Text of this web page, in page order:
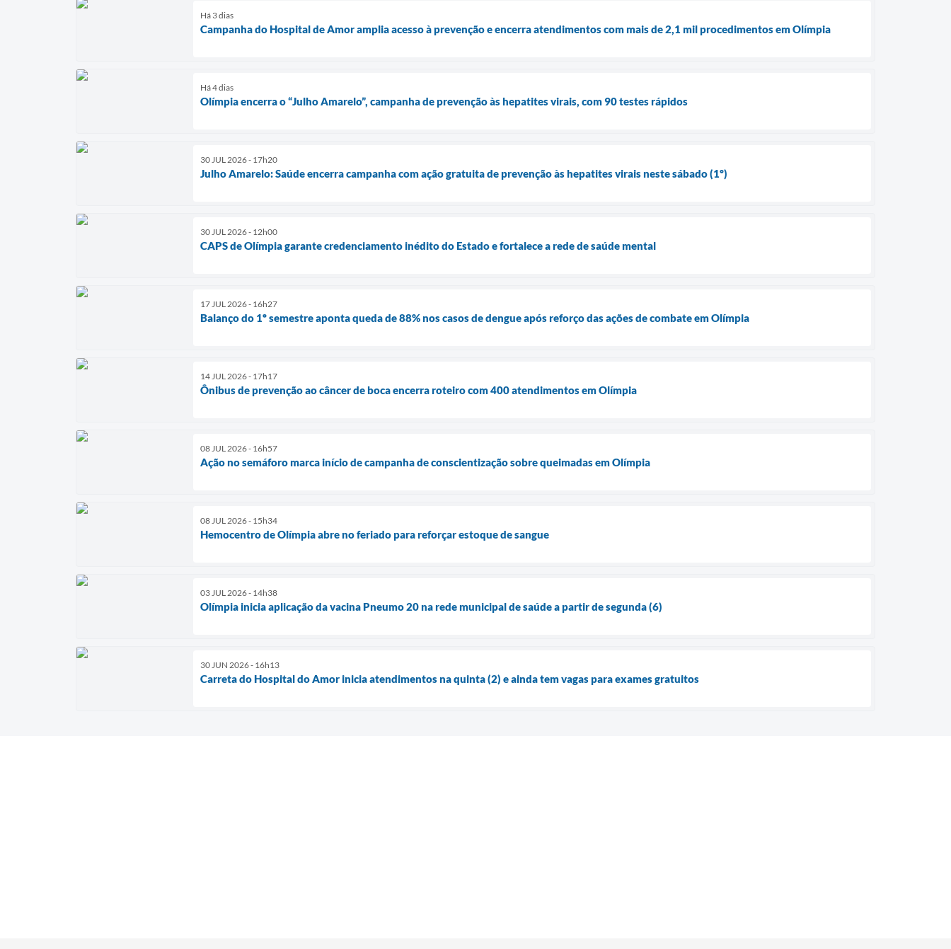
Há 3 dias
Campanha do Hospital de Amor amplia acesso à prevenção e encerra atendimentos com mais de 2,1 mil procedimentos em Olímpia
Há 4 dias
Olímpia encerra o “Julho Amarelo”, campanha de prevenção às hepatites virais, com 90 testes rápidos
30 JUL 2026 - 17h20
Julho Amarelo: Saúde encerra campanha com ação gratuita de prevenção às hepatites virais neste sábado (1º)
30 JUL 2026 - 12h00
CAPS de Olímpia garante credenciamento inédito do Estado e fortalece a rede de saúde mental
17 JUL 2026 - 16h27
Balanço do 1º semestre aponta queda de 88% nos casos de dengue após reforço das ações de combate em Olímpia
14 JUL 2026 - 17h17
Ônibus de prevenção ao câncer de boca encerra roteiro com 400 atendimentos em Olímpia
08 JUL 2026 - 16h57
Ação no semáforo marca início de campanha de conscientização sobre queimadas em Olímpia
08 JUL 2026 - 15h34
Hemocentro de Olímpia abre no feriado para reforçar estoque de sangue
03 JUL 2026 - 14h38
Olímpia inicia aplicação da vacina Pneumo 20 na rede municipal de saúde a partir de segunda (6)
30 JUN 2026 - 16h13
Carreta do Hospital do Amor inicia atendimentos na quinta (2) e ainda tem vagas para exames gratuitos